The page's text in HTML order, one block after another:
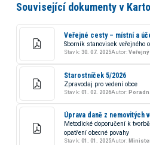
Související dokumenty v
Veřejné cesty – místní a
Sborník stanovisek veřejného
Stav k: 30. 07. 2025Autor:
Starostníček 5/2026
Zpravodaj pro vedení obce
Stav k: 01. 02. 2026Autor:
Úprava daně z nemovitých
Metodické doporučení k
opatření obecné povahy
Stav k: 01. 01. 2025Autor: